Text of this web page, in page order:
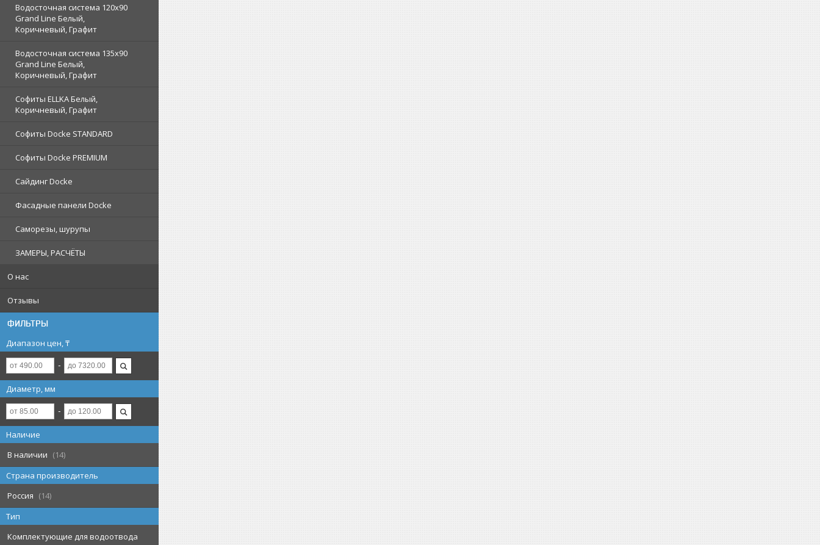
Водосточная система 120x90
Grand Line Белый,
Коричневый, Графит
Водосточная система 135x90
Grand Line Белый,
Коричневый, Графит
Софиты ELLKA Белый,
Коричневый, Графит
Софиты Docke STANDARD
Софиты Docke PREMIUM
Сайдинг Docke
Фасадные панели Docke
Саморезы, шурупы
ЗАМЕРЫ, РАСЧЁТЫ
О нас
Отзывы
ФИЛЬТРЫ
Диапазон цен, ₸
Диаметр, мм
Наличие
В наличии
14
Страна производитель
Россия
14
Тип
Комплектующие для водоотвода